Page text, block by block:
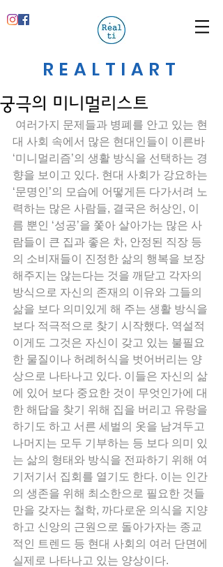
REALTIART
궁극의 미니멀리스트
대 사회 속에서 많은 현대인들이 이른바
‘미니멀리즘’의 생활 방식을 선택하는 경
향을 보이고 있다. 현대 사회가 강요하는
‘문명인’의 모습에 어떻게든 다가서려 노
력하는 많은 사람들, 결국은 허상인, 이
름 뿐인 ‘성공’을 쫓아 살아가는 많은 사
람들이 큰 집과 좋은 차, 안정된 직장 등
의 소비재들이 진정한 삶의 행복을 보장
해주지는 않는다는 것을 깨닫고 각자의
방식으로 자신의 존재의 이유와 그들의
삶을 보다 의미있게 해 주는 생활 방식을
보다 적극적으로 찾기 시작했다. 역설적
이게도 그것은 자신이 갖고 있는 불필요
한 물질이나 허례허식을 벗어버리는 양
상으로 나타나고 있다. 이들은 자신의 삶
에 있어 보다 중요한 것이 무엇인가에 대
한 해답을 찾기 위해 집을 버리고 유랑을
하기도 하고 서른 세벌의 옷을 남겨두고
나머지는 모두 기부하는 등 보다 의미 있
는 삶의 형태와 방식을 전파하기 위해 여
기저기서 집회를 열기도 한다. 이는 인간
의 생존을 위해 최소한으로 필요한 것들
만을 갖자는 철학, 까다로운 의식을 지양
하고 신앙의 근원으로 돌아가자는 종교
적인 트렌드 등 현대 사회의 여러 단면에
실제로 나타나고 있는 양상이다.